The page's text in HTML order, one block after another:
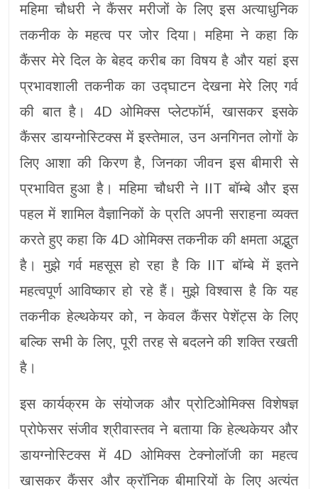
महिमा चौधरी ने कैंसर मरीजों के लिए इस अत्याधुनिक
तकनीक के महत्व पर जोर दिया। महिमा ने कहा कि
कैंसर मेरे दिल के बेहद करीब का विषय है और यहां इस
प्रभावशाली तकनीक का उद्घाटन देखना मेरे लिए गर्व
की बात है। 4D ओमिक्स प्लेटफॉर्म, खासकर इसके
कैंसर डायग्नोस्टिक्स में इस्तेमाल, उन अनगिनत लोगों के
लिए आशा की किरण है, जिनका जीवन इस बीमारी से
प्रभावित हुआ है। महिमा चौधरी ने IIT बॉम्बे और इस
पहल में शामिल वैज्ञानिकों के प्रति अपनी सराहना व्यक्त
करते हुए कहा कि 4D ओमिक्स तकनीक की क्षमता अद्भुत
है। मुझे गर्व महसूस हो रहा है कि IIT बॉम्बे में इतने
महत्वपूर्ण आविष्कार हो रहे हैं। मुझे विश्वास है कि यह
तकनीक हेल्थकेयर को, न केवल कैंसर पेशेंट्स के लिए
बल्कि सभी के लिए, पूरी तरह से बदलने की शक्ति रखती
है।
इस कार्यक्रम के संयोजक और प्रोटिओमिक्स विशेषज्ञ
प्रोफेसर संजीव श्रीवास्तव ने बताया कि हेल्थकेयर और
डायग्नोस्टिक्स में 4D ओमिक्स टेक्नोलॉजी का महत्व
खासकर कैंसर और क्रॉनिक बीमारियों के लिए अत्यंत